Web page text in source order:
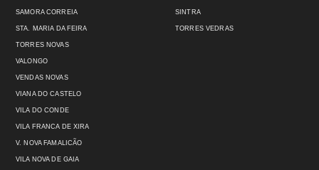
SAMORA CORREIA
STA. MARIA DA FEIRA
SINTRA
TORRES VEDRAS
TORRES NOVAS
VALONGO
VENDAS NOVAS
VIANA DO CASTELO
VILA DO CONDE
VILA FRANCA DE XIRA
V. NOVA FAMALICÃO
VILA NOVA DE GAIA